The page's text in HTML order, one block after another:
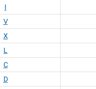
I
V
X
L
C
D